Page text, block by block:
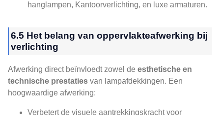
hanglampen, Kantoorverlichting, en luxe armaturen.
6.5 Het belang van oppervlakteafwerking bij
verlichting
Afwerking direct beïnvloedt zowel de esthetische en
technische prestaties van lampafdekkingen. Een
hoogwaardige afwerking:
Verbetert de visuele aantrekkingskracht voor